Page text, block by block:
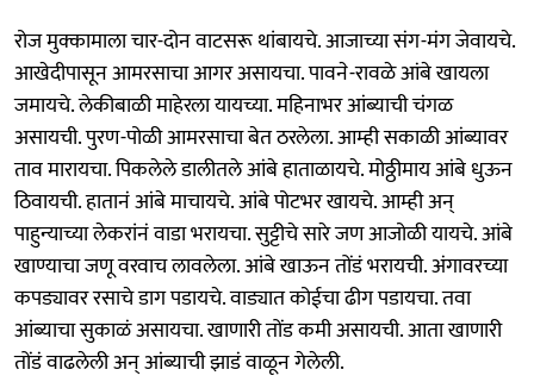
रोज मुक्कामाला चार-दोन वाटसरू थांबायचे. आजाच्या संग-मंग जेवायचे.
आखेदीपासून आमरसाचा आगर असायचा. पावने-रावळे आंबे खायला
जमायचे. लेकीबाळी माहेरला यायच्या. महिनाभर आंब्याची चंगळ
असायची. पुरण-पोळी आमरसाचा बेत ठरलेला. आम्ही सकाळी आंब्यावर
ताव मारायचा. पिकलेले डालीतले आंबे हाताळायचे. मोठ्ठीमाय आंबे धुऊन
ठिवायची. हातानं आंबे माचायचे. आंबे पोटभर खायचे. आम्ही अन्
पाहुन्याच्या लेकरांनं वाडा भरायचा. सुट्टीचे सारे जण आजोळी यायचे. आंबे
खाण्याचा जणू वरवाच लावलेला. आंबे खाऊन तोंडं भरायची. अंगावरच्या
कपड्यावर रसाचे डाग पडायचे. वाड्यात कोईचा ढीग पडायचा. तवा
आंब्याचा सुकाळं असायचा. खाणारी तोंड कमी असायची. आता खाणारी
तोंडं वाढलेली अन् आंब्याची झाडं वाळून गेलेली.